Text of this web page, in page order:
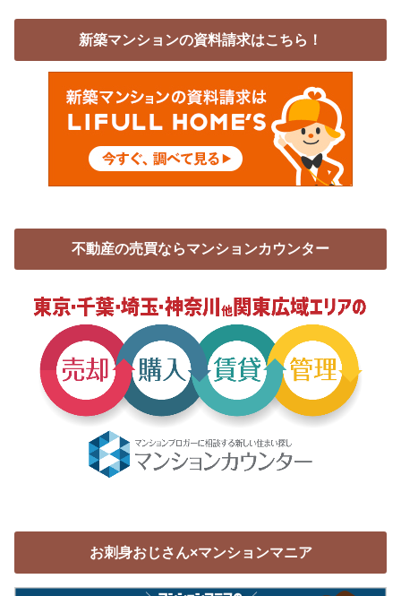
新築マンションの資料請求はこちら！
不動産の売買ならマンションカウンター
お刺身おじさん×マンションマニア